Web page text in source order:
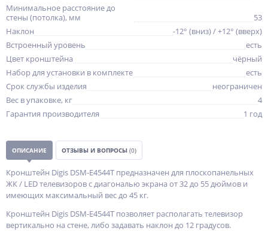
Минимальное расстояние до
стены (потолка), мм
53
Наклон
-12° (вниз) / +12° (вверх)
Встроенный уровень
есть
Цвет кронштейна
чёрный
Набор для установки в комплекте
есть
Срок службы изделия
неограничен
Вес в упаковке, кг
4
Гарантия производителя
1 год
ОПИСАНИЕ ОТЗЫВЫ И ВОПРОСЫ (0)
Кронштейн Digis DSM-E4544T предназначен для плоскопанельных
ЖК / LED телевизоров с диагональю экрана от 32 до 55 дюймов и
имеющих максимальный вес до 45 кг.
Кронштейн Digis DSM-E4544T позволяет располагать телевизор
вертикально на стене, либо задавать наклон до 12 градусов.